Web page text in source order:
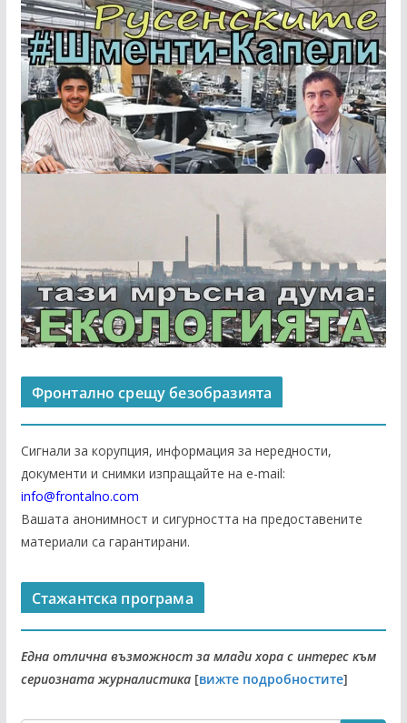
Фронтално срещу безобразията
Сигнали за корупция, информация за нередности,
документи и снимки изпращайте на е-mail:
info@frontalno.com
Вашата анонимност и сигурността на предоставените
материали са гарантирани.
Стажантска програма
Една отлична възможност за млади хора с интерес към
сериозната журналистика [вижте подробностите]